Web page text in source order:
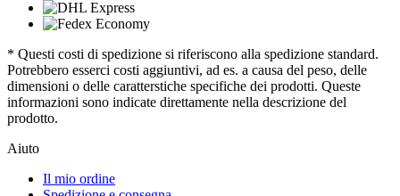
* Questi costi di spedizione si riferiscono alla spedizione standard.
Potrebbero esserci costi aggiuntivi, ad es. a causa del peso, delle
dimensioni o delle caratterstiche specifiche dei prodotti. Queste
informazioni sono indicate direttamente nella descrizione del
prodotto.
Aiuto
Il mio ordine